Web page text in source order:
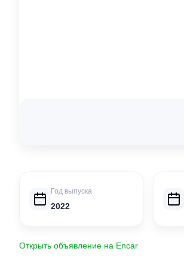
Год выпуска
2022
Открыть объявление на Encar